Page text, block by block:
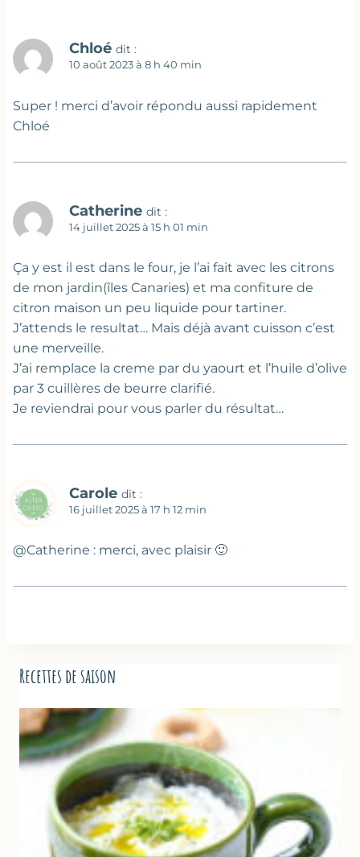
Chloé dit :
10 août 2023 à 8 h 40 min
Super ! merci d’avoir répondu aussi rapidement
Chloé
Catherine dit :
14 juillet 2025 à 15 h 01 min
Ça y est il est dans le four, je l’ai fait avec les citrons
de mon jardin(îles Canaries) et ma confiture de
citron maison un peu liquide pour tartiner.
J’attends le resultat… Mais déjà avant cuisson c’est
une merveille.
J’ai remplace la creme par du yaourt et l’huile d’olive
par 3 cuillères de beurre clarifié.
Je reviendrai pour vous parler du résultat…
Carole dit :
16 juillet 2025 à 17 h 12 min
@Catherine : merci, avec plaisir 🙂
Recettes de saison